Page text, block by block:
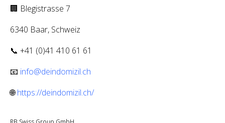
🏢 Blegistrasse 7
6340 Baar, Schweiz
📞 +41 (0)41 410 61 61
📧 info@deindomizil.ch
🌐https://deindomizil.ch/